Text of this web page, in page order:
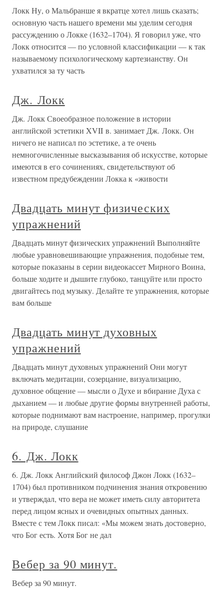
Локк Ну, о Мальбранше я вкратце хотел лишь сказать;
основную часть нашего времени мы уделим сегодня
рассуждению о Локке (1632–1704). Я говорил уже, что
Локк относится — по условной классификации — к так
называемому психологическому картезианству. Он
ухватился за ту часть
Дж. Локк
Дж. Локк Своеобразное положение в истории
английской эстетики XVII в. занимает Дж. Локк. Он
ничего не написал по эстетике, а те очень
немногочисленные высказывания об искусстве, которые
имеются в его сочинениях, свидетельствуют об
известном предубеждении Локка к «живости
Двадцать минут физических
упражнений
Двадцать минут физических упражнений Выполняйте
любые уравновешивающие упражнения, подобные тем,
которые показаны в серии видеокассет Мирного Воина,
больше ходите и дышите глубоко, танцуйте или просто
двигайтесь под музыку. Делайте те упражнения, которые
вам больше
Двадцать минут духовных
упражнений
Двадцать минут духовных упражнений Они могут
включать медитации, созерцание, визуализацию,
духовное общение — мысли о Духе и вбирание Духа с
дыханием — и любые другие формы внутренней работы,
которые поднимают вам настроение, например, прогулки
на природе, слушание
6. Дж. Локк
6. Дж. Локк Английский философ Джон Локк (1632–
1704) был противником подчинения знания откровению
и утверждал, что вера не может иметь силу авторитета
перед лицом ясных и очевидных опытных данных.
Вместе с тем Локк писал: «Мы можем знать достоверно,
что Бог есть. Хотя Бог не дал
Вебер за 90 минут.
Вебер за 90 минут.